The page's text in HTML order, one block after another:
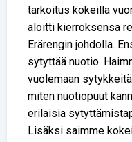
tarkoitus kokeilla
aloitti kierroksensa
Erärengin johdolla.
sytyttää nuotio.
vuolemaan
miten nuotiopuut
erilaisia
Lisäksi saimme